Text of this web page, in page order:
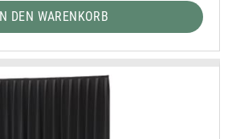
IN DEN WARENKORB